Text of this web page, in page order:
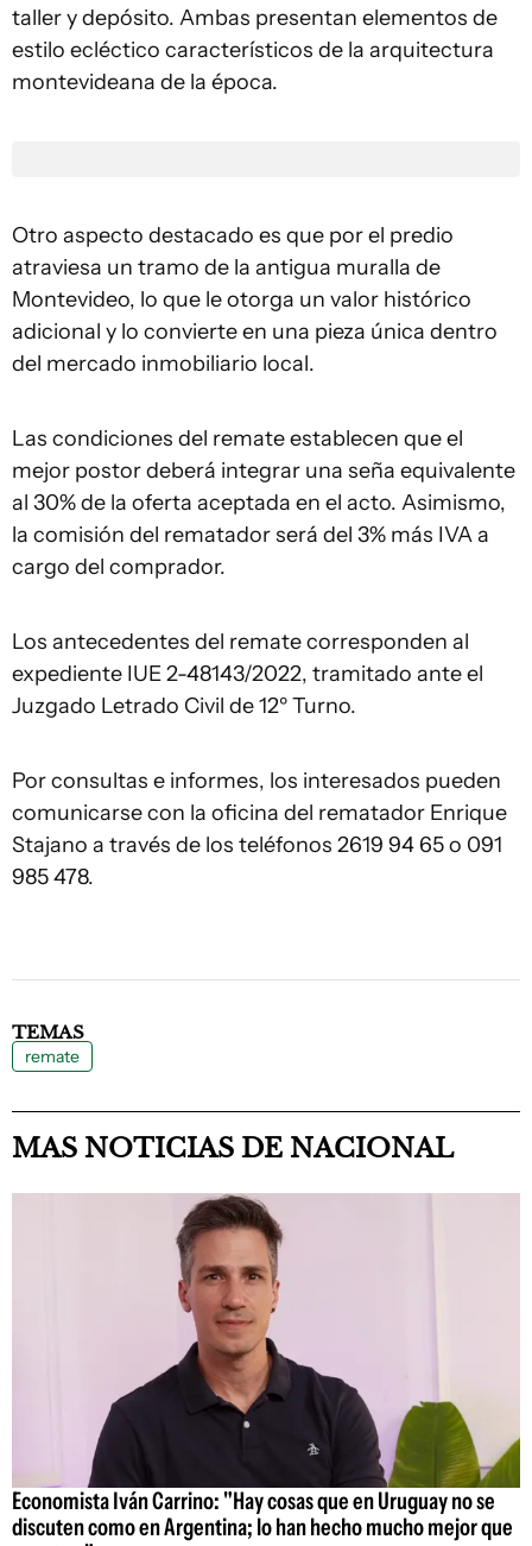
taller y depósito. Ambas presentan elementos de
estilo ecléctico característicos de la arquitectura
montevideana de la época.
Otro aspecto destacado es que por el predio
atraviesa un tramo de la antigua muralla de
Montevideo, lo que le otorga un valor histórico
adicional y lo convierte en una pieza única dentro
del mercado inmobiliario local.
Las condiciones del remate establecen que el
mejor postor deberá integrar una seña equivalente
al 30% de la oferta aceptada en el acto. Asimismo,
la comisión del rematador será del 3% más IVA a
cargo del comprador.
Los antecedentes del remate corresponden al
expediente IUE 2-48143/2022, tramitado ante el
Juzgado Letrado Civil de 12º Turno.
Por consultas e informes, los interesados pueden
comunicarse con la oficina del rematador Enrique
Stajano a través de los teléfonos 2619 94 65 o 091
985 478.
TEMAS
remate
MAS NOTICIAS DE NACIONAL
Economista Iván Carrino: "Hay cosas que en Uruguay no se
discuten como en Argentina; lo han hecho mucho mejor que